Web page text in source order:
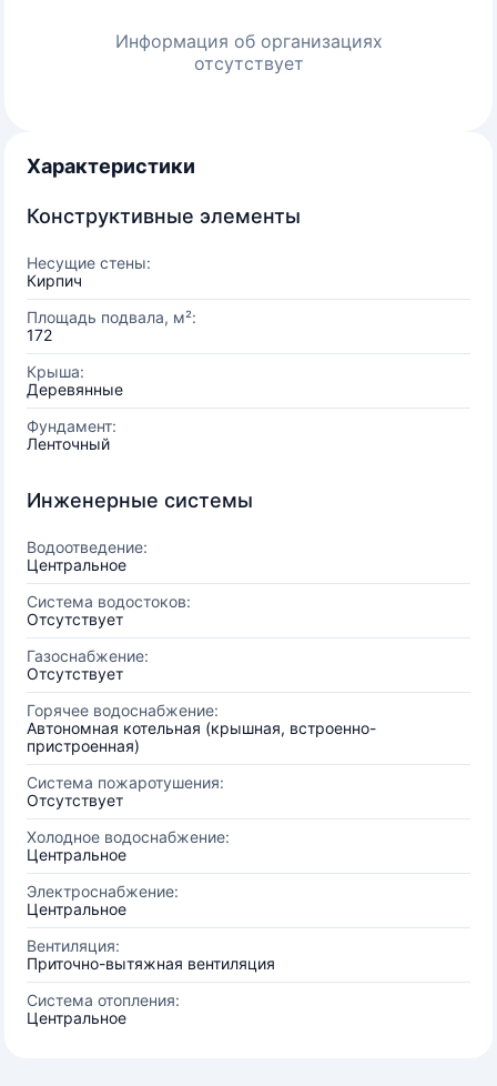
Информация об организациях
отсутствует
Характеристики
Конструктивные элементы
Несущие стены:
Кирпич
Площадь подвала, м²:
172
Крыша:
Деревянные
Фундамент:
Ленточный
Инженерные системы
Водоотведение:
Центральное
Система водостоков:
Отсутствует
Газоснабжение:
Отсутствует
Горячее водоснабжение:
Автономная котельная (крышная, встроенно-
пристроенная)
Система пожаротушения:
Отсутствует
Холодное водоснабжение:
Центральное
Электроснабжение:
Центральное
Вентиляция:
Приточно-вытяжная вентиляция
Система отопления:
Центральное